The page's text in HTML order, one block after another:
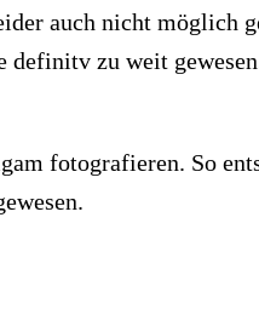
auch nicht möglich
definitv zu weit
fotografieren. So